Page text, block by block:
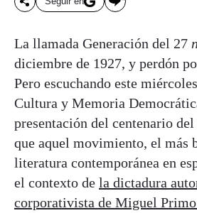
La llamada Generación del 27
diciembre de 1927, y perdón
Pero escuchando este
Cultura y Memoria
presentación del centenario
que aquel movimiento, el más
literatura contemporánea en
el contexto de la dictadura
corporativista de Miguel